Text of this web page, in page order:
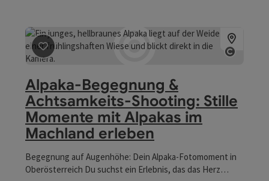
Beitrag merken : Alpaka-Begegnung &
Alpaka-Begegnung &
Achtsamkeits-Shooting: Stille
Momente mit Alpakas im
Machland erleben
Begegnung auf Augenhöhe: Dein Alpaka-Fotomoment in
Oberösterreich Du suchst ein Erlebnis, das das Herz